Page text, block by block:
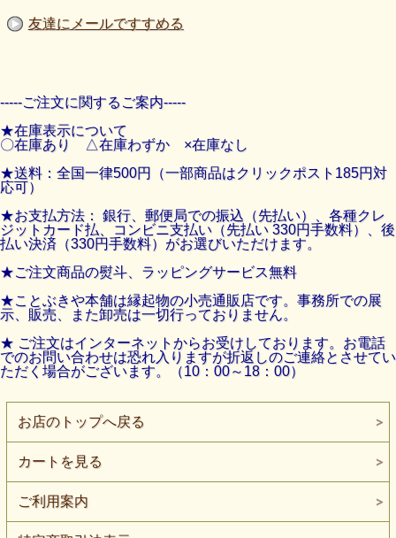
友達にメールですすめる
-----ご注文に関するご案内-----
★在庫表示について
〇在庫あり △在庫わずか ×在庫なし
★送料：全国一律500円（一部商品はクリックポスト185円対
応可）
★お支払方法： 銀行、郵便局での振込（先払い）、各種クレ
ジットカード払、コンビニ支払い（先払い 330円手数料）、後
払い決済（330円手数料）がお選びいただけます。
★ご注文商品の熨斗、ラッピングサービス無料
★ことぶきや本舗は縁起物の小売通販店です。事務所での展
示、販売、また卸売は一切行っておりません。
★ ご注文はインターネットからお受けしております。お電話
でのお問い合わせは恐れ入りますが折返しのご連絡とさせてい
ただく場合がございます。（10：00～18：00）
お店のトップへ戻る
カートを見る
ご利用案内